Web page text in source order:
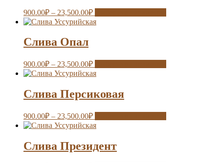
900.00₽ – 23,500.00₽
Слива Опал
900.00₽ – 23,500.00₽
Слива Персиковая
900.00₽ – 23,500.00₽
Слива Президент